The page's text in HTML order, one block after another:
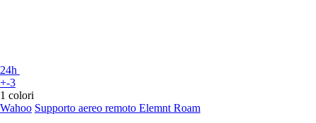
24h
+-3
1 colori
Wahoo Supporto aereo remoto Elemnt Roam